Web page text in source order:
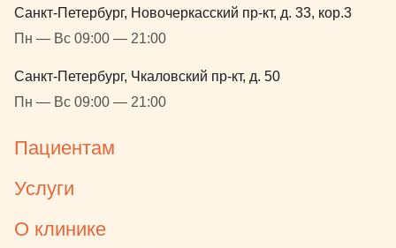
Санкт-Петербург, Новочеркасский пр-кт, д. 33, кор.3
Пн — Вс 09:00 — 21:00
Санкт-Петербург, Чкаловский пр-кт, д. 50
Пн — Вс 09:00 — 21:00
Пациентам
Услуги
О клинике